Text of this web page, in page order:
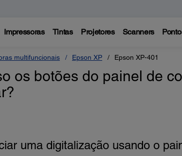
Impressoras Tintas Projetores Scanners
multifuncionais Epson XP Epson XP-401
os botões do painel de
uma digitalização usando o